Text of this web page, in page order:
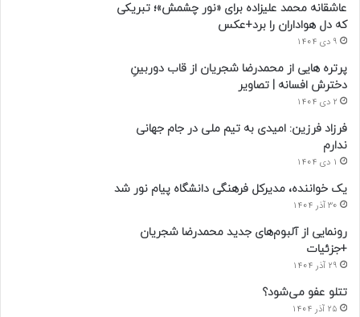
عاشقانه محمد علیزاده برای «نور چشمش»؛ تبریکی
که دل هواداران را برد+عکس
9 دی 1404
پرتره هایی از محمدرضا شجریان از قاب دوربینِ
دخترش افسانه | تصاویر
2 دی 1404
فرزاد فرزین: امیدی به تیم ملی در جام جهانی
ندارم
1 دی 1404
یک خواننده، مدیرکل فرهنگی دانشگاه پیام نور شد
30 آذر 1404
رونمایی از آلبوم‌های جدید محمدرضا شجریان
+جزئیات
29 آذر 1404
تتلو عفو می‌شود؟
25 آذر 1404